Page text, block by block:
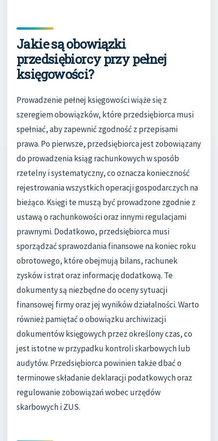
Jakie są obowiązki
przedsiębiorcy przy pełnej
księgowości?
Prowadzenie pełnej księgowości wiąże się z
szeregiem obowiązków, które przedsiębiorca musi
spełniać, aby zapewnić zgodność z przepisami
prawa. Po pierwsze, przedsiębiorca jest zobowiązany
do prowadzenia ksiąg rachunkowych w sposób
rzetelny i systematyczny, co oznacza konieczność
rejestrowania wszystkich operacji gospodarczych na
bieżąco. Księgi te muszą być prowadzone zgodnie z
ustawą o rachunkowości oraz innymi regulacjami
prawnymi. Dodatkowo, przedsiębiorca musi
sporządzać sprawozdania finansowe na koniec roku
obrotowego, które obejmują bilans, rachunek
zysków i strat oraz informację dodatkową. Te
dokumenty są niezbędne do oceny sytuacji
finansowej firmy oraz jej wyników działalności. Warto
również pamiętać o obowiązku archiwizacji
dokumentów księgowych przez określony czas, co
jest istotne w przypadku kontroli skarbowych lub
audytów. Przedsiębiorca powinien także dbać o
terminowe składanie deklaracji podatkowych oraz
regulowanie zobowiązań wobec urzędów
skarbowych i ZUS.